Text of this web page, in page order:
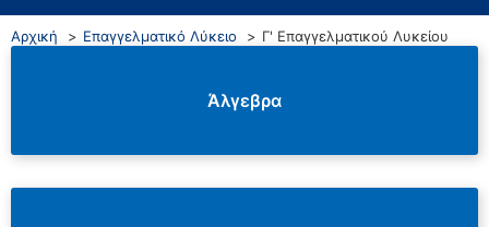
Αρχική Επαγγελματικό Λύκειο Γ' Επαγγελματικού Λυκείου
Άλγεβρα